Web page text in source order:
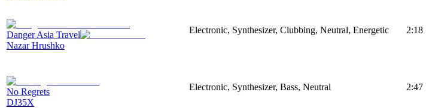
Danger Asia Travel
Nazar Hrushko
Electronic, Synthesizer, Clubbing, Neutral, Energetic 2:18
No Regrets
DJ35X
Electronic, Synthesizer, Bass, Neutral 2:47